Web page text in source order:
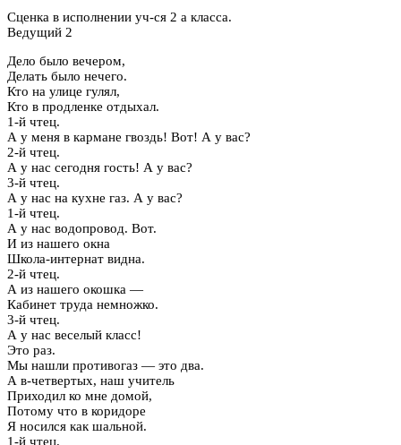
Сценка в исполнении уч-ся 2 а класса.
Ведущий 2
Дело было вечером,
Делать было нечего.
Кто на улице гулял,
Кто в продленке отдыхал.
1-й чтец.
А у меня в кармане гвоздь! Вот! А у вас?
2-й чтец.
А у нас сегодня гость! А у вас?
3-й чтец.
А у нас на кухне газ. А у вас?
1-й чтец.
А у нас водопровод. Вот.
И из нашего окна
Школа-интернат видна.
2-й чтец.
А из нашего окошка —
Кабинет труда немножко.
3-й чтец.
А у нас веселый класс!
Это раз.
Мы нашли противогаз — это два.
А в-четвертых, наш учитель
Приходил ко мне домой,
Потому что в коридоре
Я носился как шальной.
1-й чтец.